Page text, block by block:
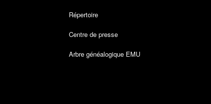
Répertoire
Centre de presse
Arbre généalogique EMU